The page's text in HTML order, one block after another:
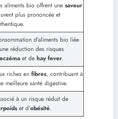
aliments bio offrent une saveur
plus prononcée et
d’aliments bio liée
réduction des risques
eczéma et de hay fever.
riches en fibres, contribuant à
meilleure santé digestive.
à un risque réduit de
et d’obésité.